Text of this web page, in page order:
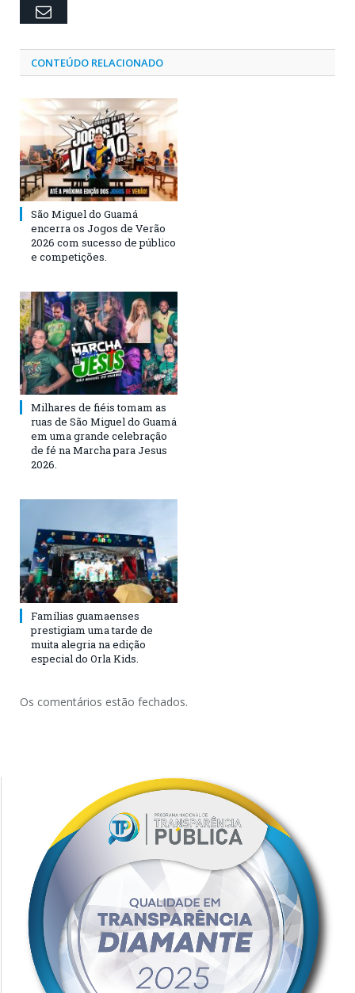
Email
CONTEÚDO RELACIONADO
São Miguel do Guamá
encerra os Jogos de Verão
2026 com sucesso de público
e competições.
Milhares de fiéis tomam as
ruas de São Miguel do Guamá
em uma grande celebração
de fé na Marcha para Jesus
2026.
Famílias guamaenses
prestigiam uma tarde de
muita alegria na edição
especial do Orla Kids.
Os comentários estão fechados.